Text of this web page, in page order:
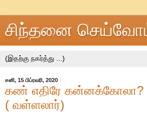
சிந்தனை
சனி, 15 பிப்ரவரி, 2020
கண் எதிரே கன்னக்கோலா?
( வள்ளலார்)